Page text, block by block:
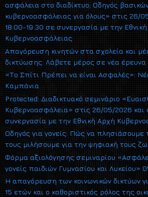
ασφάλεια στο διαδίκτυο; Οδηγός
κυβερνοασφάλειας για όλους» στις 26/
18:00-19:30 σε συνεργασία με την
Κυβερνοασφάλειας
Απαγόρευση κινητών στα σχολεία και
δικτύωσης: Λάβετε μέρος σε νέα έρευνα
«Το Σπίτι Πρέπει να είναι Ασφαλές»:
Καμπάνια
Protected: Διαδικτυακό σεμινάριο
Κυβερνοασφάλεια» στις 26/05/2026
συνεργασία με την Εθνική Αρχή
Οδηγός για γονείς: Πώς να πλησιάσουμε
τους μιλήσουμε για την ψηφιακή τους
Φόρμα αξιολόγησης σεμιναρίου
γονείς παιδιών Γυμνασίου και Λυκείου»
Η απαγόρευση των κοινωνικών δικτύων
15 ετών και ο καθοριστικός ρόλος της